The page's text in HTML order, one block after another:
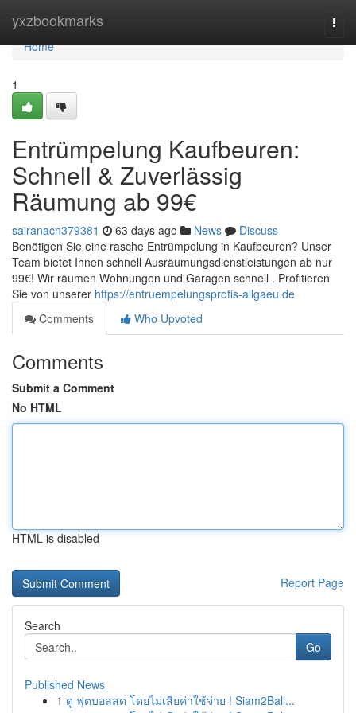
yxzbookmarks
Home
Home
1
Entrümpelung Kaufbeuren:
Schnell & Zuverlässig
Räumung ab 99€
sairanacn379381 63 days ago News
Discuss
Benötigen Sie eine rasche Entrümpelung in Kaufbeuren? Unser
Team bietet Ihnen schnell Ausräumungsdienstleistungen ab nur
99€! Wir räumen Wohnungen und Garagen schnell . Profitieren
Sie von unserer https://entruempelungsprofis-allgaeu.de
Comments
Who Upvoted
Comments
Submit a Comment
No HTML
HTML is disabled
Report Page
Search
Go
Published News
1 ดู ฟุตบอลสด โดยไม่เสียค่าใช้จ่าย ! Siam2Ball...